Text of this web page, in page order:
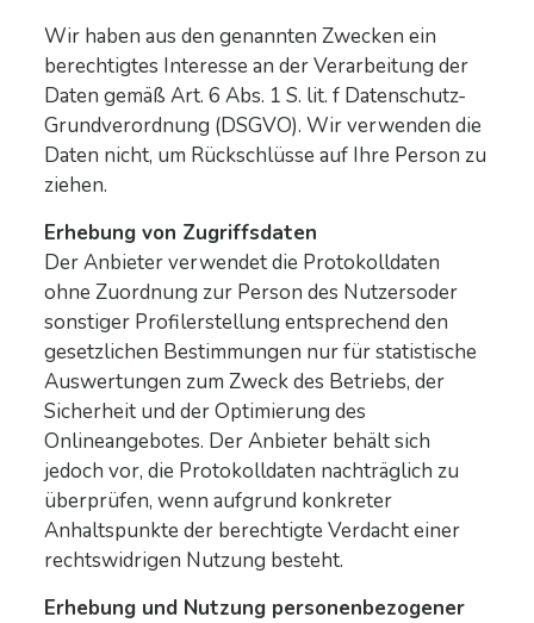
Wir haben aus den genannten Zwecken ein
berechtigtes Interesse an der Verarbeitung der
Daten gemäß Art. 6 Abs. 1 S. lit. f Datenschutz-
Grundverordnung (DSGVO). Wir verwenden die
Daten nicht, um Rückschlüsse auf Ihre Person zu
ziehen.
Erhebung von Zugriffsdaten
Der Anbieter verwendet die Protokolldaten
ohne Zuordnung zur Person des Nutzersoder
sonstiger Profilerstellung entsprechend den
gesetzlichen Bestimmungen nur für statistische
Auswertungen zum Zweck des Betriebs, der
Sicherheit und der Optimierung des
Onlineangebotes. Der Anbieter behält sich
jedoch vor, die Protokolldaten nachträglich zu
überprüfen, wenn aufgrund konkreter
Anhaltspunkte der berechtigte Verdacht einer
rechtswidrigen Nutzung besteht.
Erhebung und Nutzung personenbezogener